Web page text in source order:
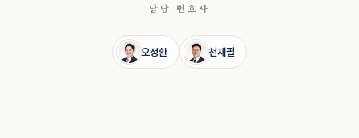
담당 변호사
오정환 천재필